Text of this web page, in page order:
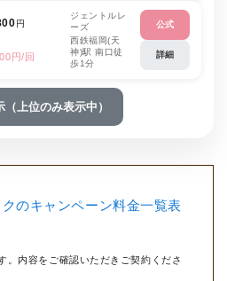
円
円/回
ジェントルレ
ーズ
西鉄福岡(天
神)駅 南口徒
歩1分
公式
詳細
（上位のみ表示中）
のキャンペーン料金一覧表
。内容をご確認いただきご契約くださ